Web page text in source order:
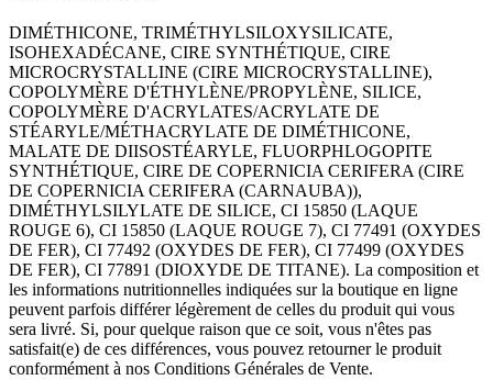
DIMÉTHICONE, TRIMÉTHYLSILOXYSILICATE,
ISOHEXADÉCANE, CIRE SYNTHÉTIQUE, CIRE
MICROCRYSTALLINE (CIRE MICROCRYSTALLINE),
COPOLYMÈRE D'ÉTHYLÈNE/PROPYLÈNE, SILICE,
COPOLYMÈRE D'ACRYLATES/ACRYLATE DE
STÉARYLE/MÉTHACRYLATE DE DIMÉTHICONE,
MALATE DE DIISOSTÉARYLE, FLUORPHLOGOPITE
SYNTHÉTIQUE, CIRE DE COPERNICIA CERIFERA (CIRE
DE COPERNICIA CERIFERA (CARNAUBA)),
DIMÉTHYLSILYLATE DE SILICE, CI 15850 (LAQUE
ROUGE 6), CI 15850 (LAQUE ROUGE 7), CI 77491 (OXYDES
DE FER), CI 77492 (OXYDES DE FER), CI 77499 (OXYDES
DE FER), CI 77891 (DIOXYDE DE TITANE). La composition et
les informations nutritionnelles indiquées sur la boutique en ligne
peuvent parfois différer légèrement de celles du produit qui vous
sera livré. Si, pour quelque raison que ce soit, vous n'êtes pas
satisfait(e) de ces différences, vous pouvez retourner le produit
conformément à nos Conditions Générales de Vente.